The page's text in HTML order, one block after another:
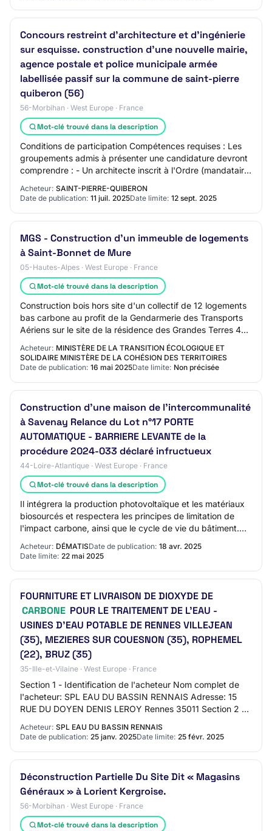
Concours restreint d'architecture et d'ingénierie
sur esquisse. construction d'une nouvelle mairie,
agence postale et police municipale armée
labellisée passif sur la commune de saint-pierre
quiberon (56)
56-Morbihan · West Europe · France
Mot-clé trouvé dans la description
Conditions de participation Compétences requises : Les
groupements admis à présenter une candidature devront
comprendre : - Un architecte inscrit à l'Ordre (mandataire
Acheteur: SAINT-PIERRE-QUIBERON
Date de publication: 11 juil. 2025Date limite: 12 sept. 2025
MGS - Construction d'un immeuble de logements
à Saint-Bonnet de Mure
05-Hautes-Alpes · West Europe · France
Mot-clé trouvé dans la description
Construction bois hors site d'un collectif de 12 logements
bas carbone au profit de la Gendarmerie des Transports
Aériens sur le site de la résidence des Grandes Terres 4
rue de Luyzine à Saint-Bonne…
Acheteur: MINISTÈRE DE LA TRANSITION ÉCOLOGIQUE ET
SOLIDAIRE MINISTÈRE DE LA COHÉSION DES TERRITOIRES
Date de publication: 16 mai 2025Date limite: Non précisée
Construction d'une maison de l'intercommunalité
à Savenay Relance du Lot n°17 PORTE
AUTOMATIQUE - BARRIERE LEVANTE de la
procédure 2024-033 déclaré infructueux
44-Loire-Atlantique · West Europe · France
Mot-clé trouvé dans la description
Il intégrera la production photovoltaïque et les matériaux
biosourcés et respectera les principes de limitation de
l'impact carbone, ainsi que le cycle de vie du bâtiment.
Cet équipement est un bâtim…
Acheteur: DÉMATISDate de publication: 18 avr. 2025
Date limite: 22 mai 2025
FOURNITURE ET LIVRAISON DE DIOXYDE DE
CARBONE POUR LE TRAITEMENT DE L'EAU -
USINES D'EAU POTABLE DE RENNES VILLEJEAN
(35), MEZIERES SUR COUESNON (35), ROPHEMEL
(22), BRUZ (35)
35-Ille-et-Vilaine · West Europe · France
Section 1 - Identification de l'acheteur Nom complet de
l'acheteur: SPL EAU DU BASSIN RENNAIS Adresse: 15
RUE DU DOYEN DENIS LEROY Rennes 35011 Section 2 -
Acheteur: SPL EAU DU BASSIN RENNAIS
Date de publication: 25 janv. 2025Date limite: 25 févr. 2025
Déconstruction Partielle Du Site Dit « Magasins
Généraux » à Lorient Kergroise.
56-Morbihan · West Europe · France
Mot-clé trouvé dans la description